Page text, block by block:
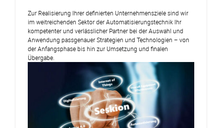
Zur Realisierung Ihrer definierten Unternehmensziele sind wir
im weitreichenden Sektor der Automatisierungstechnik Ihr
kompetenter und verlässlicher Partner bei der Auswahl und
Anwendung passgenauer Strategien und Technologien – von
der Anfangsphase bis hin zur Umsetzung und finalen
Übergabe.